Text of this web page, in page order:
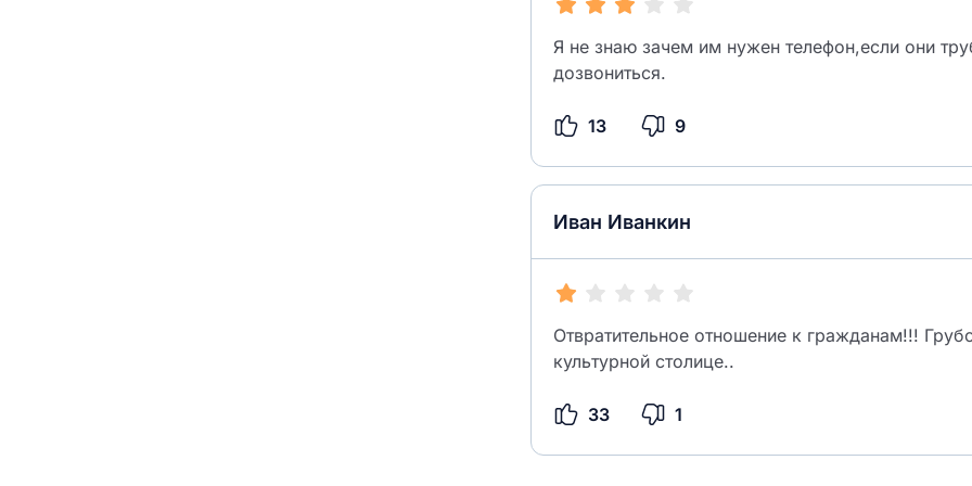
Я не знаю зачем им нужен телефон,если они
дозвониться.
13 9
Иван Иванкин
Отвратительное отношение к гражданам!!!
культурной столице..
33 1